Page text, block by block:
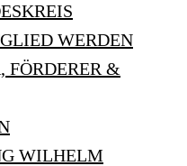
WERDEN
FÖRDERER &
WILHELM